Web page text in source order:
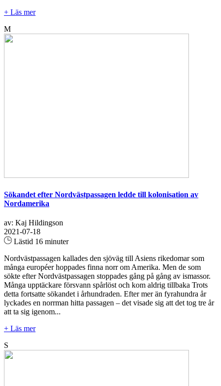
+ Läs mer
M
Sökandet efter Nordvästpassagen ledde till kolonisation av
Nordamerika
av: Kaj Hildingson
2021-07-18
Lästid 16 minuter
Nordvästpassagen kallades den sjöväg till Asiens rikedomar som
många européer hoppades finna norr om Amerika. Men de som
sökte efter Nordvästpassagen stoppades gång på gång av ismassor.
Många upptäckare försvann spårlöst och kom aldrig tillbaka Trots
detta fortsatte sökandet i århundraden. Efter mer än fyrahundra år
lyckades en norrman hitta passagen – det visade sig att det tog tre år
att ta sig igenom...
+ Läs mer
S